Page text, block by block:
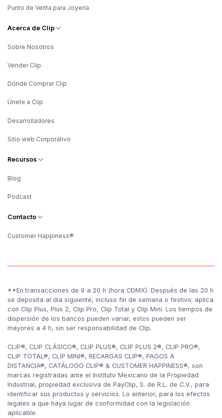
Punto de Venta para Joyería
Acerca de Clip
Sobre Nosotros
Vender Clip
Dónde Comprar Clip
Únete a Clip
Desarrolladores
Sitio web Corporativo
Recursos
Blog
Podcast
Contacto
Customer Happiness®
**En transacciones de 9 a 20 h (hora CDMX). Después de las 20 h
se deposita al día siguiente, incluso fin de semana o festivo; aplica
con Clip Plus, Plus 2, Clip Pro, Clip Total y Clip Mini. Los tiempos de
dispersión de los bancos pueden variar, estos pueden ser
mayores a 4 h, sin ser responsabilidad de Clip.
CLIP®, CLIP CLÁSICO®, CLIP PLUS®, CLIP PLUS 2®, CLIP PRO®,
CLIP TOTAL®, CLIP MINI®, RECARGAS CLIP®, PAGOS A
DISTANCIA®, CATÁLOGO CLIP® & CUSTOMER HAPPINESS®, son
marcas registradas ante el Instituto Mexicano de la Propiedad
Industrial, propiedad exclusiva de PayClip, S. de R.L. de C.V., para
identificar sus productos y servicios. Lo anterior, para los efectos
legales a que haya lugar de conformidad con la legislación
aplicable.